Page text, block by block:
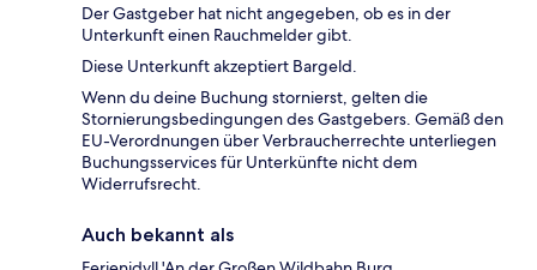
Der Gastgeber hat nicht angegeben, ob es in der
Unterkunft einen Rauchmelder gibt.
Diese Unterkunft akzeptiert Bargeld.
Wenn du deine Buchung stornierst, gelten die
Stornierungsbedingungen des Gastgebers. Gemäß den
EU-Verordnungen über Verbraucherrechte unterliegen
Buchungsservices für Unterkünfte nicht dem
Widerrufsrecht.
Auch bekannt als